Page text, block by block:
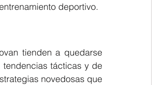
deportivo.
tienden a quedarse
tácticas y de
novedosas que